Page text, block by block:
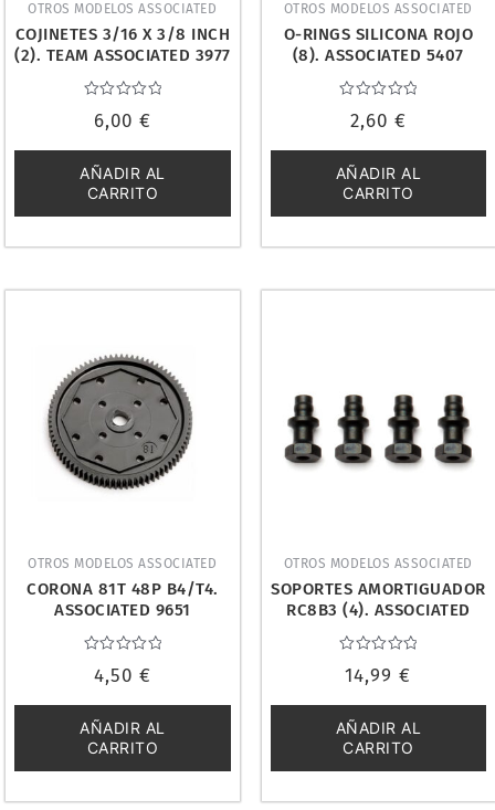
OTROS MODELOS ASSOCIATED
COJINETES 3/16 X 3/8 INCH
(2). TEAM ASSOCIATED 3977
con
de
5
6,00 €
AÑADIR AL
CARRITO
OTROS MODELOS ASSOCIATED
O-RINGS SILICONA ROJO
(8). ASSOCIATED 5407
con
de
5
2,60 €
AÑADIR AL
CARRITO
OTROS MODELOS ASSOCIATED
CORONA 81T 48P B4/T4.
ASSOCIATED 9651
con
de
5
4,50 €
AÑADIR AL
CARRITO
OTROS MODELOS ASSOCIATED
SOPORTES AMORTIGUADOR
RC8B3 (4). ASSOCIATED
81196
con
de
5
14,99€
AÑADIR AL
CARRITO